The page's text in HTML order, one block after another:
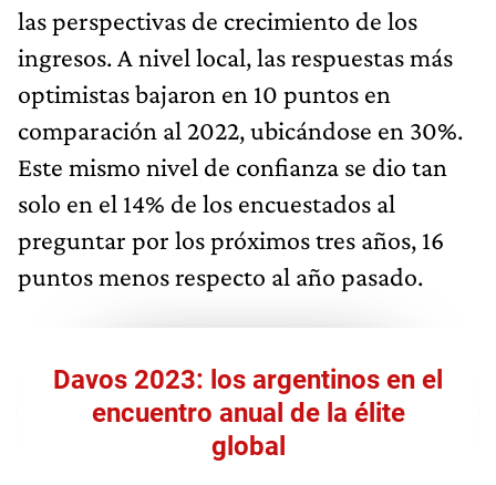
las perspectivas de crecimiento de los
ingresos. A nivel local, las respuestas más
optimistas bajaron en 10 puntos en
comparación al 2022, ubicándose en 30%.
Este mismo nivel de confianza se dio tan
solo en el 14% de los encuestados al
preguntar por los próximos tres años, 16
puntos menos respecto al año pasado.
Davos 2023: los argentinos en el
encuentro anual de la élite
global